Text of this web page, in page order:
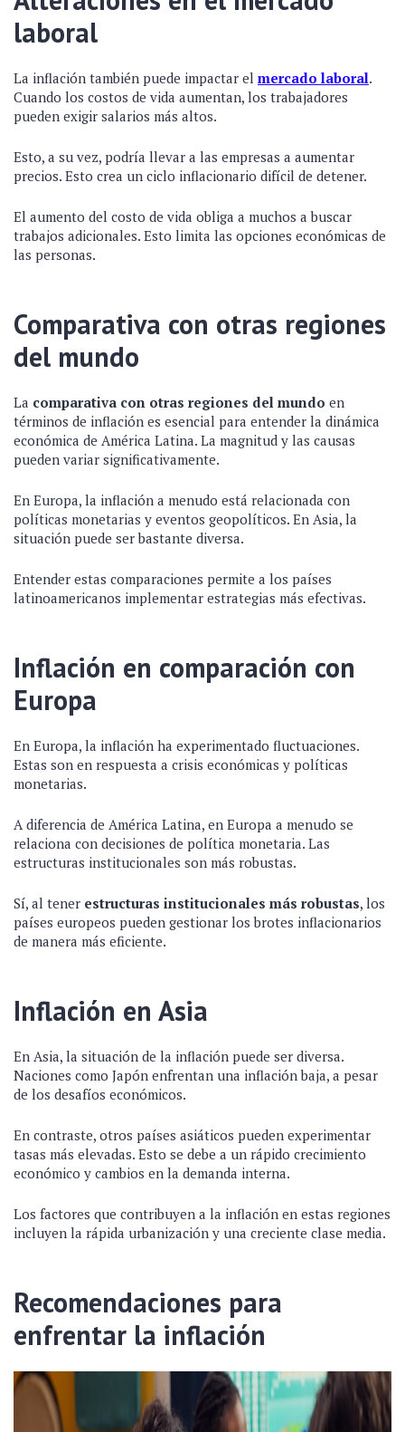
laboral
La inflación también puede impactar el mercado laboral.
Cuando los costos de vida aumentan, los trabajadores
pueden exigir salarios más altos.
Esto, a su vez, podría llevar a las empresas a aumentar
precios. Esto crea un ciclo inflacionario difícil de detener.
El aumento del costo de vida obliga a muchos a buscar
trabajos adicionales. Esto limita las opciones económicas de
las personas.
Comparativa con otras regiones
del mundo
La comparativa con otras regiones del mundo en
términos de inflación es esencial para entender la dinámica
económica de América Latina. La magnitud y las causas
pueden variar significativamente.
En Europa, la inflación a menudo está relacionada con
políticas monetarias y eventos geopolíticos. En Asia, la
situación puede ser bastante diversa.
Entender estas comparaciones permite a los países
latinoamericanos implementar estrategias más efectivas.
Inflación en comparación con
Europa
En Europa, la inflación ha experimentado fluctuaciones.
Estas son en respuesta a crisis económicas y políticas
monetarias.
A diferencia de América Latina, en Europa a menudo se
relaciona con decisiones de política monetaria. Las
estructuras institucionales son más robustas.
Sí, al tener estructuras institucionales más robustas, los
países europeos pueden gestionar los brotes inflacionarios
de manera más eficiente.
Inflación en Asia
En Asia, la situación de la inflación puede ser diversa.
Naciones como Japón enfrentan una inflación baja, a pesar
de los desafíos económicos.
En contraste, otros países asiáticos pueden experimentar
tasas más elevadas. Esto se debe a un rápido crecimiento
económico y cambios en la demanda interna.
Los factores que contribuyen a la inflación en estas regiones
incluyen la rápida urbanización y una creciente clase media.
Recomendaciones para
enfrentar la inflación